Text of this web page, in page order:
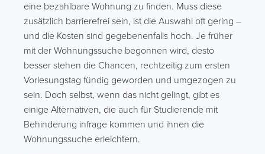
eine bezahlbare Wohnung zu finden. Muss diese
zusätzlich barrierefrei sein, ist die Auswahl oft gering –
und die Kosten sind gegebenenfalls hoch. Je früher
mit der Wohnungssuche begonnen wird, desto
besser stehen die Chancen, rechtzeitig zum ersten
Vorlesungstag fündig geworden und umgezogen zu
sein. Doch selbst, wenn das nicht gelingt, gibt es
einige Alternativen, die auch für Studierende mit
Behinderung infrage kommen und ihnen die
Wohnungssuche erleichtern.